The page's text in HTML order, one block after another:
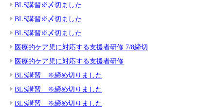
BLS講習※〆切ました
BLS講習※〆切ました
BLS講習※〆切ました
医療的ケア児に対応する支援者研修 7/8締切
医療的ケア児に対応する支援者研修
BLS講習 ※締め切りました
BLS講習 ※締め切りました
BLS講習 ※締め切りました